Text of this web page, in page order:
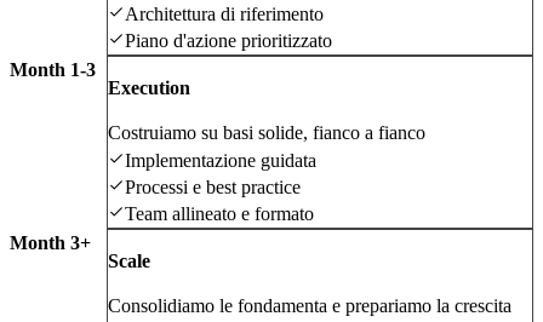
Architettura di riferimento
Piano d'azione prioritizzato
Month 1-3
Execution
Costruiamo su basi solide, fianco a fianco
Implementazione guidata
Processi e best practice
Team allineato e formato
Month 3+
Scale
Consolidiamo le fondamenta e prepariamo la crescita